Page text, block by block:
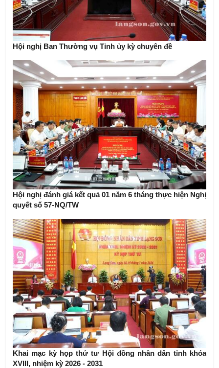
Hội nghị Ban Thường vụ Tỉnh ủy kỳ chuyên đề
Hội nghị đánh giá kết quả 01 năm 6 tháng thực hiện Nghị
quyết số 57-NQ/TW
Khai mạc kỳ họp thứ tư Hội đồng nhân dân tỉnh khóa
XVIII, nhiệm kỳ 2026 - 2031